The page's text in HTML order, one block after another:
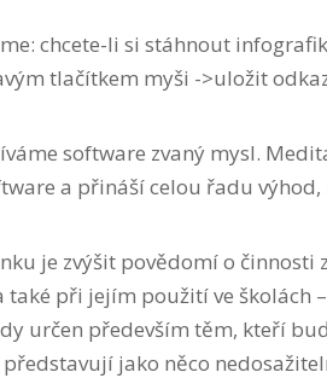
chcete-li si stáhnout
tlačítkem myši ->uložit
software zvaný mysl.
a přináší celou řadu
je zvýšit povědomí o činnosti
také při jejím použití ve
určen především těm, kteří
jako něco